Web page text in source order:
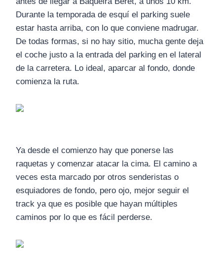
Durante la temporada de esquí el parking suele
estar hasta arriba, con lo que conviene madrugar.
De todas formas, si no hay sitio, mucha gente deja
el coche justo a la entrada del parking en el lateral
de la carretera. Lo ideal, aparcar al fondo, donde
comienza la ruta.
Ya desde el comienzo hay que ponerse las
raquetas y comenzar atacar la cima. El camino a
veces esta marcado por otros senderistas o
esquiadores de fondo, pero ojo, mejor seguir el
track ya que es posible que hayan múltiples
caminos por lo que es fácil perderse.